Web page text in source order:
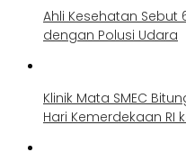
Ahli Kesehatan Sebut
dengan Polusi Udara
Klinik Mata SMEC
Hari Kemerdekaan RI